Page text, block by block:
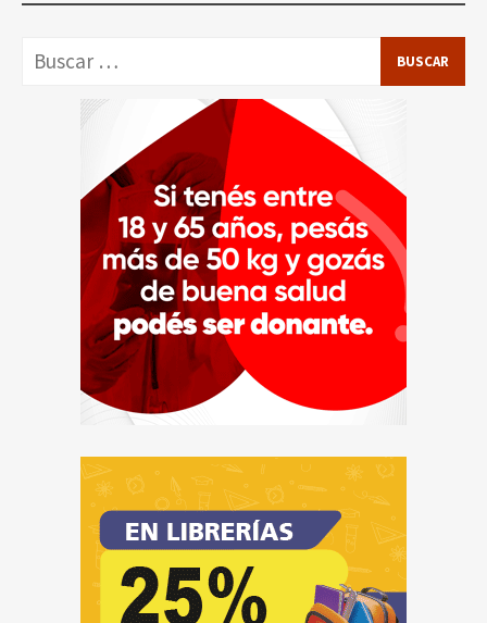
Buscar: